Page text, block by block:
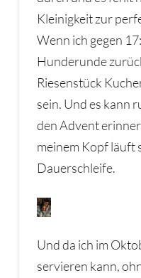
Kleinigkeit zur
Wenn ich gegen
Hunderunde
Riesenstück
sein. Und es kann
den Advent
meinem Kopf läuft
Dauerschleife.
Und da ich im
servieren kann,